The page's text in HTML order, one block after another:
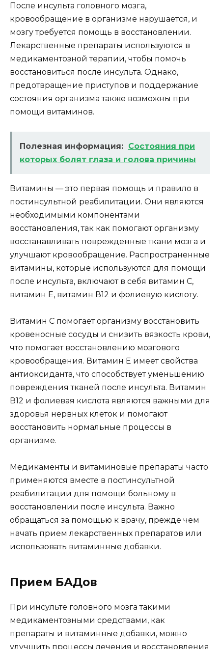
После инсульта головного мозга,
кровообращение в организме нарушается, и
мозгу требуется помощь в восстановлении.
Лекарственные препараты используются в
медикаментозной терапии, чтобы помочь
восстановиться после инсульта. Однако,
предотвращение приступов и поддержание
состояния организма также возможны при
помощи витаминов.
Полезная информация: Состояния при
которых болят глаза и голова причины
Витамины — это первая помощь и правило в
постинсультной реабилитации. Они являются
необходимыми компонентами
восстановления, так как помогают организму
восстанавливать поврежденные ткани мозга и
улучшают кровообращение. Распространенные
витамины, которые используются для помощи
после инсульта, включают в себя витамин С,
витамин Е, витамин В12 и фолиевую кислоту.
Витамин С помогает организму восстановить
кровеносные сосуды и снизить вязкость крови,
что помогает восстановлению мозгового
кровообращения. Витамин Е имеет свойства
антиоксиданта, что способствует уменьшению
повреждения тканей после инсульта. Витамин
В12 и фолиевая кислота являются важными для
здоровья нервных клеток и помогают
восстановить нормальные процессы в
организме.
Медикаменты и витаминовые препараты часто
применяются вместе в постинсультной
реабилитации для помощи больному в
восстановлении после инсульта. Важно
обращаться за помощью к врачу, прежде чем
начать прием лекарственных препаратов или
использовать витаминные добавки.
Прием БАДов
При инсульте головного мозга такими
медикаментозными средствами, как
препараты и витаминные добавки, можно
улучшить процессы лечения и восстановления